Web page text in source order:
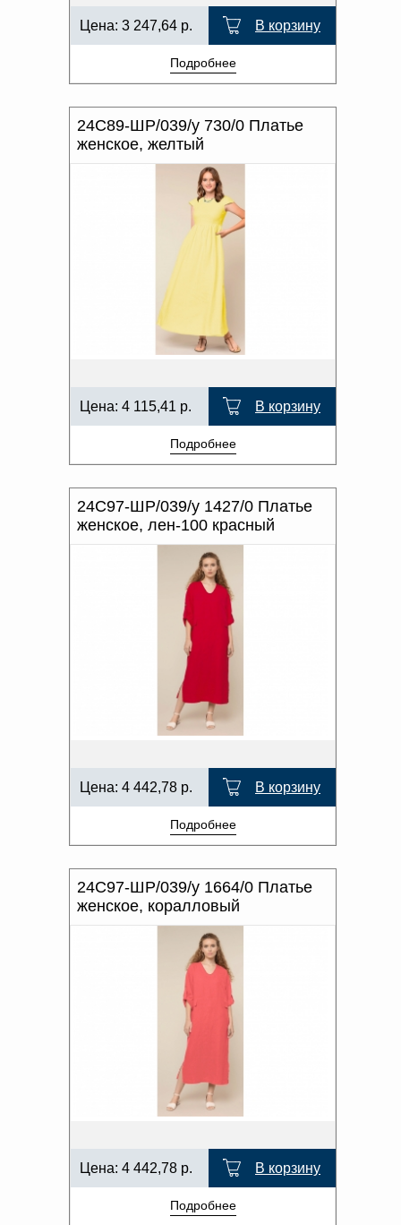
Цена: 3 247,64 р. В корзину
Подробнее
24С89-ШР/039/у 730/0 Платье
женское, желтый
Цена: 4 115,41 р. В корзину
Подробнее
24С97-ШР/039/у 1427/0 Платье
женское, лен-100 красный
Цена: 4 442,78 р. В корзину
Подробнее
24С97-ШР/039/у 1664/0 Платье
женское, коралловый
Цена: 4 442,78 р. В корзину
Подробнее